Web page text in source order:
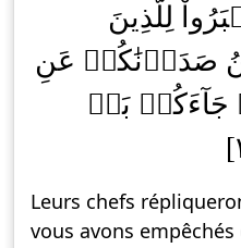
لِلَّذِينَ
صَدَدۡنَٰكُمۡ عَنِ
بَلۡ
Leurs chefs
vous avons